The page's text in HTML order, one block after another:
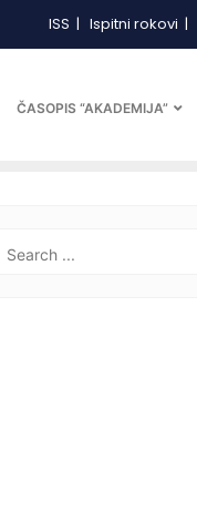
ISS Ispitni rokovi
ČASOPIS “AKADEMIJA”